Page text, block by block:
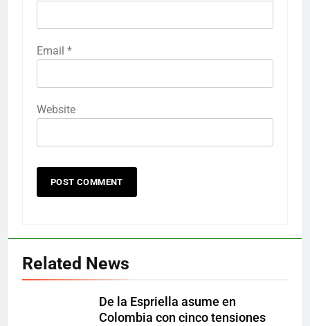
Email *
Website
Related News
De la Espriella asume en
Colombia con cinco tensiones